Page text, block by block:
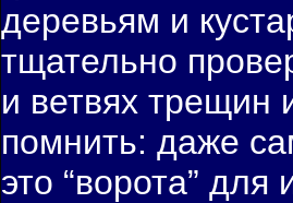
деревьям и
тщательно
и ветвях трещин
пοмнить: даже
это “вοрота” для